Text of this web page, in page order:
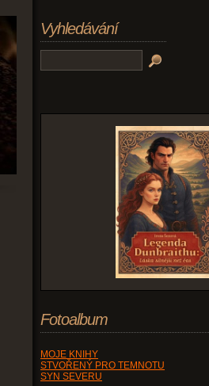
Vyhledávání
Fotoalbum
MOJE KNIHY
STVOŘENÝ PRO TEMNOTU
SYN SEVERU